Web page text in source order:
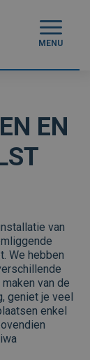
MENU
EN
van
We hebben
van de
geniet je veel
enkel